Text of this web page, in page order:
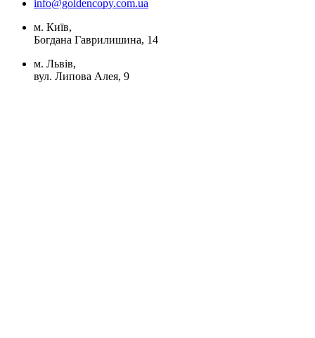
info@goldencopy.com.ua
м. Київ,
Богдана Гаврилишина, 14
м. Львів,
вул. Липова Алея, 9